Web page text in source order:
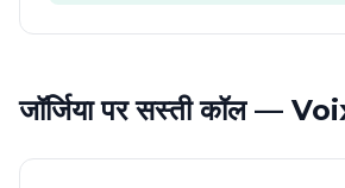
जॉर्जिया पर सस्ती कॉल —